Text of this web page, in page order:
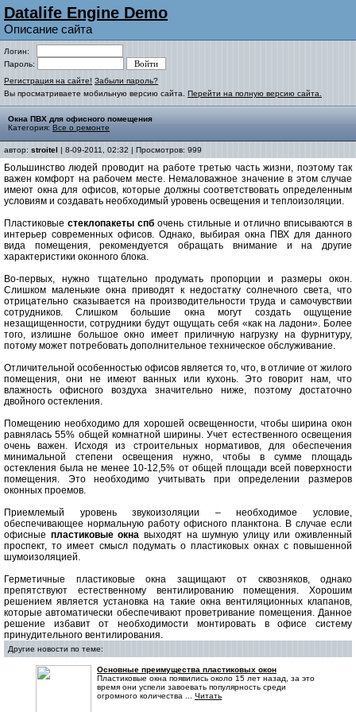
Datalife Engine Demo
Описание сайта
Логин:
Пароль:
Регистрация на сайте! Забыли пароль?
Вы просматриваете мобильную версию сайта. Перейти на полную версию сайта.
Окна ПВХ для офисного помещения
Категория: Все о ремонте
автор: stroitel | 8-09-2011, 02:32 | Просмотров: 999
Большинство людей проводит на работе третью часть жизни, поэтому так
важен комфорт на рабочем месте. Немаловажное значение в этом случае
имеют окна для офисов, которые должны соответствовать определенным
условиям и создавать необходимый уровень освещения и теплоизоляции.
Пластиковыестеклопакеты спб очень стильные и отлично вписываются в
интерьер современных офисов. Однако, выбирая окна ПВХ для данного
вида помещения, рекомендуется обращать внимание и на другие
характеристики оконного блока.
Во-первых, нужно тщательно продумать пропорции и размеры окон.
Слишком маленькие окна приводят к недостатку солнечного света, что
отрицательно сказывается на производительности труда и самочувствии
сотрудников. Слишком большие окна могут создать ощущение
незащищенности, сотрудники будут ощущать себя «как на ладони». Более
того, излишне большое окно имеет приличную нагрузку на фурнитуру,
потому может потребовать дополнительное техническое обслуживание.
Отличительной особенностью офисов является то, что, в отличие от жилого
помещения, они не имеют ванных или кухонь. Это говорит нам, что
влажность офисного воздуха значительно ниже, поэтому достаточно
двойного остекления.
Помещению необходимо для хорошей освещенности, чтобы ширина окон
равнялась 55% общей комнатной ширины. Учет естественного освещения
очень важен. Исходя из строительных нормативов, для обеспечения
минимальной степени освещения нужно, чтобы в сумме площадь
остекления была не менее 10-12,5% от общей площади всей поверхности
помещения. Это необходимо учитывать при определении размеров
оконных проемов.
Приемлемый уровень звукоизоляции – необходимое условие,
обеспечивающее нормальную работу офисного планктона. В случае если
офисные пластиковые окна выходят на шумную улицу или оживленный
проспект, то имеет смысл подумать о пластиковых окнах с повышенной
шумоизоляцией.
Герметичные пластиковые окна защищают от сквозняков, однако
препятствуют естественному вентилированию помещения. Хорошим
решением является установка на такие окна вентиляционных клапанов,
которые автоматически обеспечивают проветривание помещения. Данное
решение избавит от необходимости монтировать в офисе систему
принудительного вентилирования.
Другие новости по теме:
Основные преимущества пластиковых окон
Пластиковые окна появились около 15 лет назад, за это
время они успели завоевать популярность среди
огромного количества ... Читать